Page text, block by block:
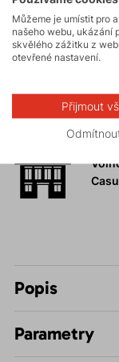
Aktivity
Popis
Parametry
Můžeme je umístit pro
našeho webu, ukázání
skvělého zážitku z
otevřené nastavení.
Přijmout